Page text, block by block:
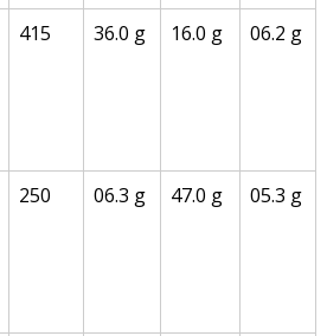
415 36.0 g 16.0 g 06.2 g
250 06.3 g 47.0 g 05.3 g